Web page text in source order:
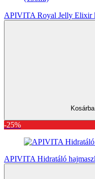
APIVITA Royal Jelly Elixir
Kosárba
-25%
APIVITA Hidratáló